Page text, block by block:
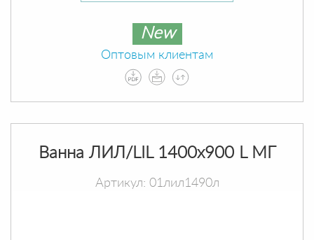
New
Оптовым клиентам
Ванна ЛИЛ/LIL 1400х900 L МГ
Артикул: 01лил1490л